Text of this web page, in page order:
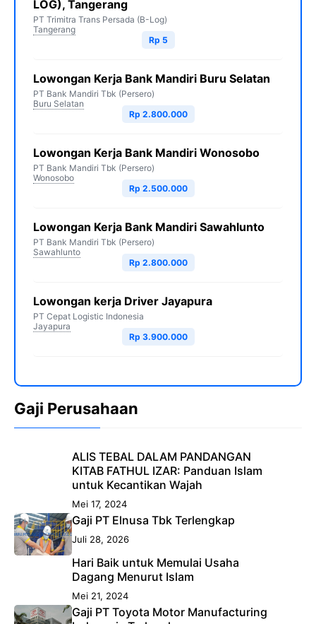
LOG), Tangerang
PT Trimitra Trans Persada (B-Log)
Tangerang
Rp 5
Lowongan Kerja Bank Mandiri Buru Selatan
PT Bank Mandiri Tbk (Persero)
Buru Selatan
Rp 2.800.000
Lowongan Kerja Bank Mandiri Wonosobo
PT Bank Mandiri Tbk (Persero)
Wonosobo
Rp 2.500.000
Lowongan Kerja Bank Mandiri Sawahlunto
PT Bank Mandiri Tbk (Persero)
Sawahlunto
Rp 2.800.000
Lowongan kerja Driver Jayapura
PT Cepat Logistic Indonesia
Jayapura
Rp 3.900.000
Gaji Perusahaan
ALIS TEBAL DALAM PANDANGAN
KITAB FATHUL IZAR: Panduan Islam
untuk Kecantikan Wajah
Mei 17, 2024
Gaji PT Elnusa Tbk Terlengkap
Juli 28, 2026
Hari Baik untuk Memulai Usaha
Dagang Menurut Islam
Mei 21, 2024
Gaji PT Toyota Motor Manufacturing